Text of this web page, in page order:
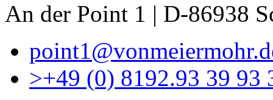
An der Point 1 | D-86938
>+49 (0) 8192.93 39 93